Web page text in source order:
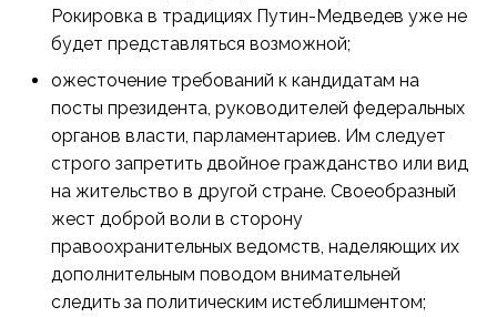
Рокировка в традициях Путин-Медведев уже не
будет представляться возможной;
ожесточение требований к кандидатам на
посты президента, руководителей федеральных
органов власти, парламентариев. Им следует
строго запретить двойное гражданство или вид
на жительство в другой стране. Своеобразный
жест доброй воли в сторону
правоохранительных ведомств, наделяющих их
дополнительным поводом внимательней
следить за политическим истеблишментом;